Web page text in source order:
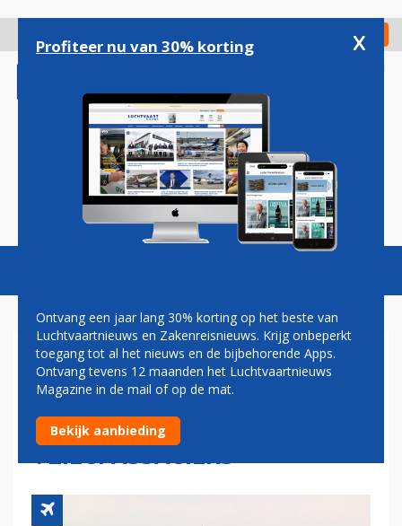
gaan
Check in
Magazine Podcasts Vacatures
ANVR PLEIT VOOR
GARANTIEFONDS
GEDUPEERDE
VLIEGPASSAGIERS
Profiteer nu van 30% korting x
Ontvang een jaar lang 30% korting op het beste van
Luchtvaartnieuws en Zakenreisnieuws. Krijg onbeperkt
toegang tot al het nieuws en de bijbehorende Apps.
Ontvang tevens 12 maanden het Luchtvaartnieuws
Magazine in de mail of op de mat.
Bekijk aanbieding